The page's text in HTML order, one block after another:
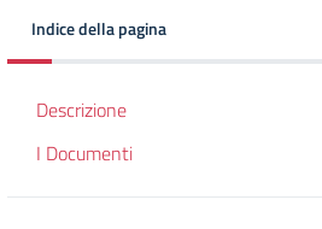
Indice della pagina
Descrizione
I Documenti